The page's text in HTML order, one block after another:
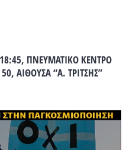
ΠΝΕΥΜΑΤΙΚΟ ΚΕΝΤΡΟ
ΑΙΘΟΥΣΑ “Α. ΤΡΙΤΣΗΣ”